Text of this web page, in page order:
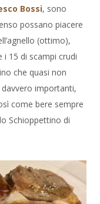
Bossi, sono
possano piacere
(ottimo),
i 15 di scampi crudi
che quasi non
importanti,
come bere sempre
Schioppettino di